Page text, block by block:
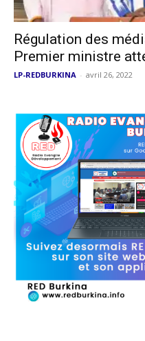
Régulation des
Premier ministre
LP-REDBURKINA - avril 26, 2022